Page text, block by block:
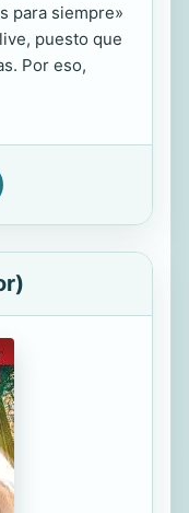
para siempre»
puesto que
Por eso,